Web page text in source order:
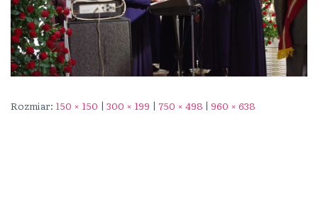
Rozmiar: 150 × 150 | 300 × 199 | 750 × 498 | 960 × 638